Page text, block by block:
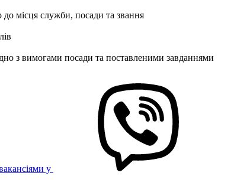
до місця служби, посади та звання
з вимогами посади та поставленими завданнями
у